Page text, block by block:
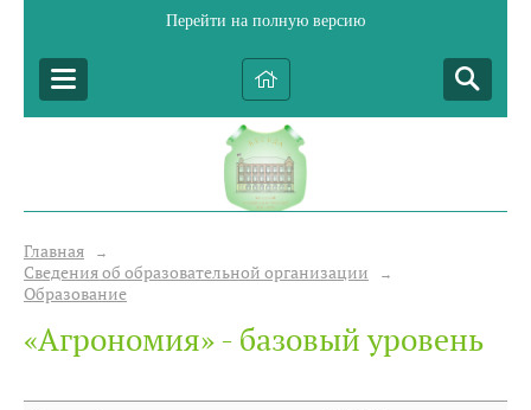
Перейти на полную версию
Главная →
Сведения об образовательной организации →
Образование
«Агрономия» - базовый уровень